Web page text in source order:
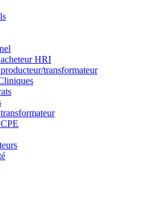
HRI
transformateur